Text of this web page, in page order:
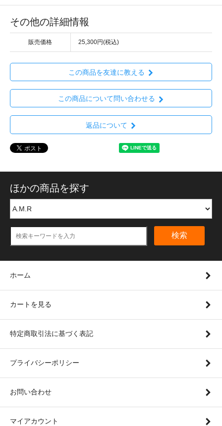
その他の詳細情報
販売価格 25,300円(税込)
この商品を友達に教える
この商品について問い合わせる
返品について
ほかの商品を探す
検索
ホーム
カートを見る
特定商取引法に基づく表記
プライバシーポリシー
お問い合わせ
マイアカウント